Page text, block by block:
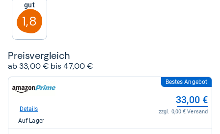
SternenGut
1,8
Preis­ver­gleich
ab 33,00 € bis 47,00 €
Shop:
Amazon.de
33,00
kaufen.
Bestes Angebot
33,00 €
zzgl. 0,00 € Versand
Details
Auf Lager